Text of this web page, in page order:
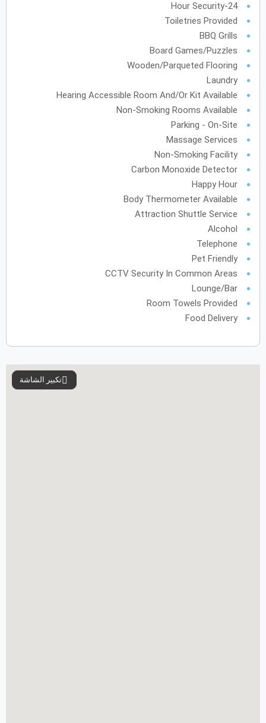
24-Hour Security
Toiletries Provided
BBQ Grills
Board Games/Puzzles
Wooden/Parqueted Flooring
Laundry
Hearing Accessible Room And/or Kit Available
Non-Smoking Rooms Available
Parking - On-Site
Massage Services
Non-Smoking Facility
Carbon Monoxide Detector
Happy Hour
Body Thermometer Available
Attraction Shuttle Service
Alcohol
Telephone
Pet Friendly
CCTV Security In Common Areas
Lounge/Bar
Room Towels Provided
Food Delivery
تكبير الشاشة